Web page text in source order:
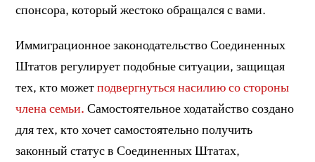
спонсора, который жестоко обращался с вами.
Иммиграционное законодательство Соединенных
Штатов регулирует подобные ситуации, защищая
тех, кто можетподвергнуться насилию со стороны
члена семьи. Самостоятельное ходатайство создано
для тех, кто хочет самостоятельно получить
законный статус в Соединенных Штатах,